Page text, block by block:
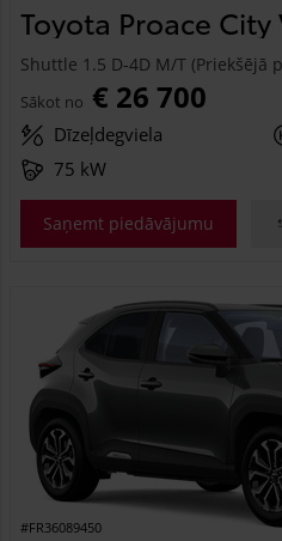
Toyota Proace City
Shuttle 1.5 D-4D M/T (Priekšējā
Sākot no € 26 700
Dīzeļdegviela
75 kW
Saņemt piedāvājumu
#FR36089450